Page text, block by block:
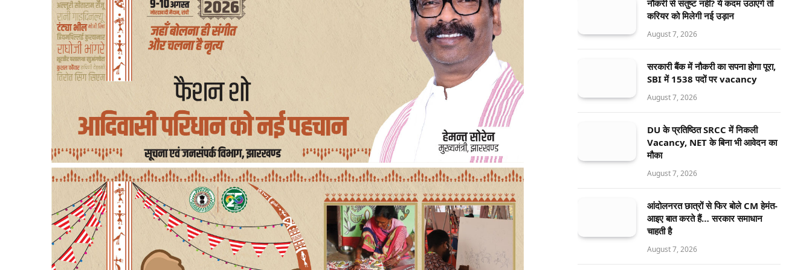
नौकरी से संतुष्ट नहीं? ये कदम उठाएंगे तो
करियर को मिलेगी नई उड़ान
August 7, 2026
सरकारी बैंक में नौकरी का सपना होगा पूरा,
SBI में 1538 पदों पर vacancy
August 7, 2026
DU के प्रतिष्ठित SRCC में निकली
Vacancy, NET के बिना भी आवेदन का
मौका
August 7, 2026
आंदोलनरत छात्रों से फिर बोले CM हेमंत-
आइए बात करते हैं… सरकार समाधान
चाहती है
August 7, 2026